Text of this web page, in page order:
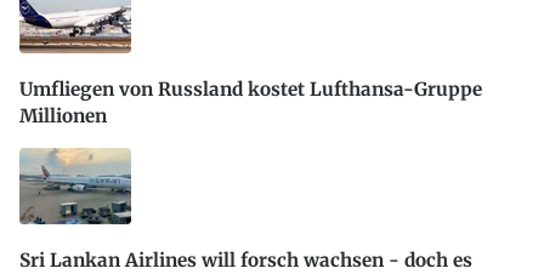
Umfliegen von Russland kostet Lufthansa-Gruppe
Millionen
Sri Lankan Airlines will forsch wachsen - doch es